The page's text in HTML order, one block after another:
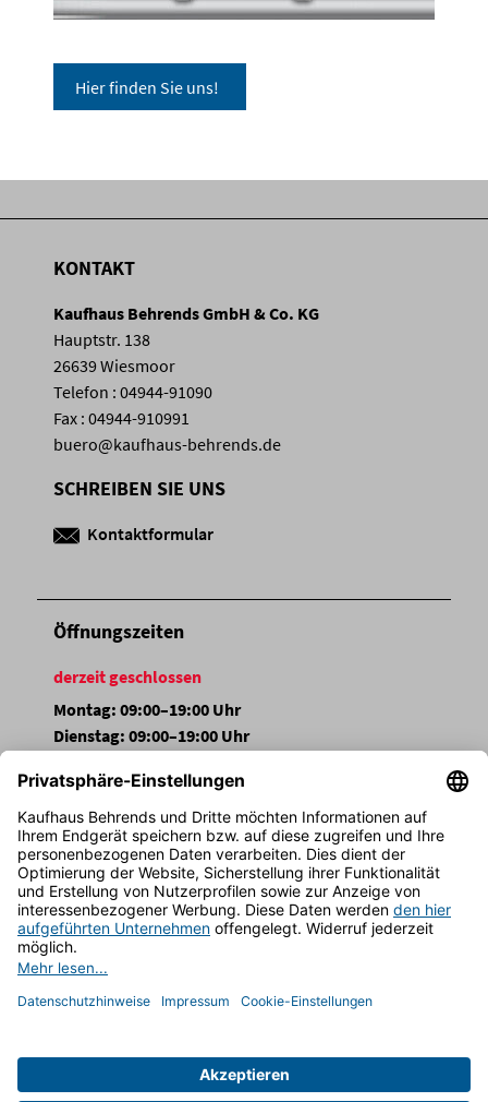
Hier finden Sie uns!
KONTAKT
Kaufhaus Behrends GmbH & Co. KG
Hauptstr. 138
26639 Wiesmoor
Telefon : 04944-91090
Fax : 04944-910991
buero@kaufhaus-behrends.de
SCHREIBEN SIE UNS
Kontaktformular
Öffnungszeiten
derzeit geschlossen
Montag: 09:00–19:00 Uhr
Dienstag: 09:00–19:00 Uhr
Donnerstag: 09:00–19:00 Uhr
Freitag: 09:00–19:00 Uhr
Samstag: 09:00–19:00 Uhr
Sonntag: Geschlossen
FOLGEN SIE UNS
Impressum